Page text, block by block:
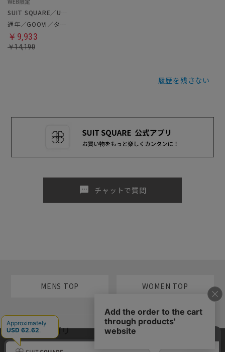
SUIT SQUARE／UNIVERSAL LANGUAGE
通年／GOOVI／タックテーパードパンツ
￥9,933
￥14,190
履歴を残さない
sms チャットで質問
MENS TOP WOMEN TOP
メンズカテゴリ